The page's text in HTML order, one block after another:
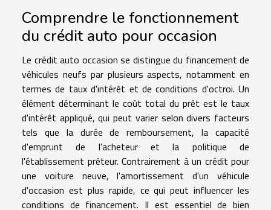
Comprendre le fonctionnement
du crédit auto pour occasion
Le crédit auto occasion se distingue du financement de
véhicules neufs par plusieurs aspects, notamment en
termes de taux d'intérêt et de conditions d'octroi. Un
élément déterminant le coût total du prêt est le taux
d'intérêt appliqué, qui peut varier selon divers facteurs
tels que la durée de remboursement, la capacité
d'emprunt de l'acheteur et la politique de
l'établissement prêteur. Contrairement à un crédit pour
une voiture neuve, l'amortissement d'un véhicule
d'occasion est plus rapide, ce qui peut influencer les
conditions de financement. Il est essentiel de bien